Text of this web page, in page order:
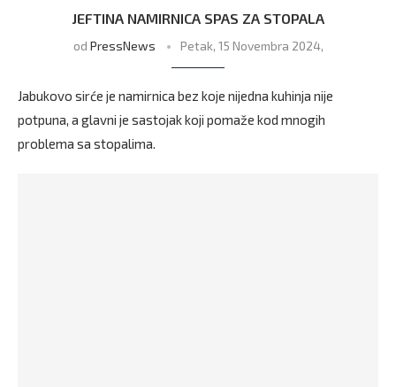
JEFTINA NAMIRNICA SPAS ZA STOPALA
od PressNews Petak, 15 Novembra 2024,
Jabukovo sirće je namirnica bez koje nijedna kuhinja nije
potpuna, a glavni je sastojak koji pomaže kod mnogih
problema sa stopalima.